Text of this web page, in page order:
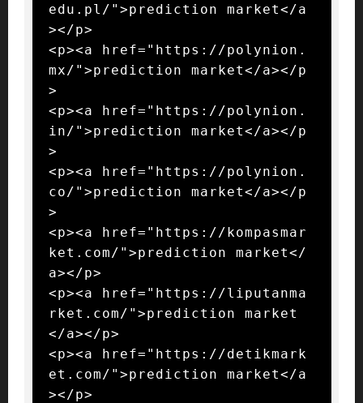
edu.pl/">prediction market</a
></p>
<p><a href="https://polynion.
mx/">prediction market</a></p
>
<p><a href="https://polynion.
in/">prediction market</a></p
>
<p><a href="https://polynion.
co/">prediction market</a></p
>
<p><a href="https://kompasmar
ket.com/">prediction market</
a></p>
<p><a href="https://liputanma
rket.com/">prediction market
</a></p>
<p><a href="https://detikmark
et.com/">prediction market</a
></p>